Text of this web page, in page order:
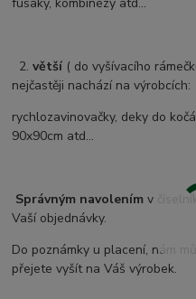
2.větší ( do vyšívacího
nejčastěji nachází na výrobcích:
rychlozavinovačky, deky do
90x90cm atd...
Správným navolením v
Vaší objednávky.
Do poznámky u placení, nám
přejete vyšít na Váš výrobek.